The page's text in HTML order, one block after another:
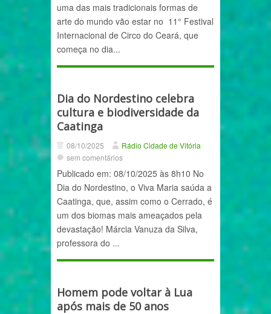
uma das mais tradicionais formas de
arte do mundo vão estar no 11° Festival
Internacional de Circo do Ceará, que
começa no dia...
Dia do Nordestino celebra
cultura e biodiversidade da
Caatinga
08/10/2025
Rádio Cidade de Vitória
sem comentários
Publicado em: 08/10/2025 às 8h10 No
Dia do Nordestino, o Viva Maria saúda a
Caatinga, que, assim como o Cerrado, é
um dos biomas mais ameaçados pela
devastação! Márcia Vanuza da Silva,
professora do ...
Homem pode voltar à Lua
após mais de 50 anos